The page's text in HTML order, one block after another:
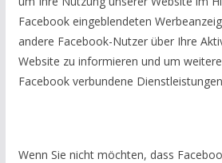
Facebook eingeblendeten
andere Facebook-Nutzer über Ihre
Website zu informieren und um
Facebook verbundene
Wenn Sie nicht möchten, dass